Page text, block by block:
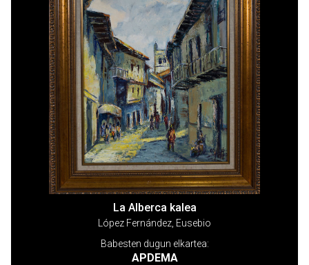
La Alberca kalea
López Fernández, Eusebio
Babesten dugun elkartea:
APDEMA